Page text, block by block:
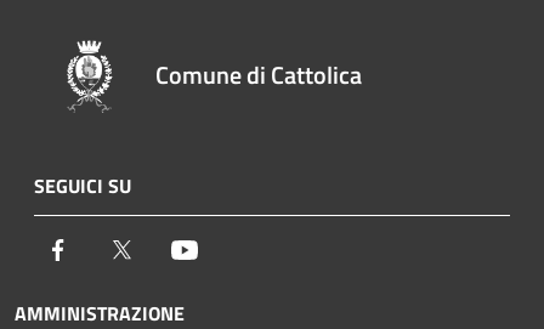
Comune di Cattolica
SEGUICI SU
Facebook Twitter
AMMINISTRAZIONE